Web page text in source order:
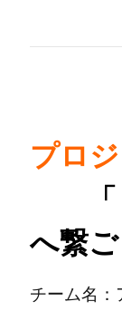
プロ
「
へ繋ご
チーム名：